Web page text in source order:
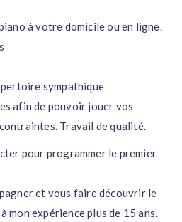
à votre domicile ou en ligne.
sympathique
afin de pouvoir jouer vos
Travail de qualité.
pour programmer le premier
et vous faire découvrir le
mon expérience plus de 15 ans.